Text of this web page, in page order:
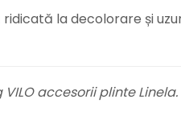
la decolorare și
accesorii plinte Linela.